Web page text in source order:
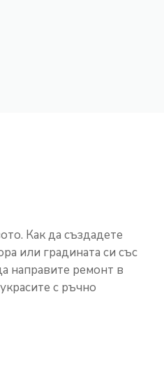
Как да създадете
или градината си със
направите ремонт в
с ръчно